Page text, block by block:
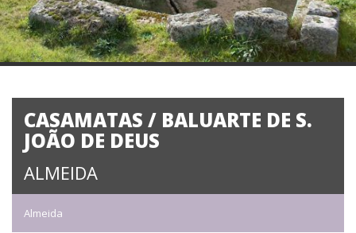
CASAMATAS / BALUARTE DE S.
JOÃO DE DEUS
ALMEIDA
Almeida